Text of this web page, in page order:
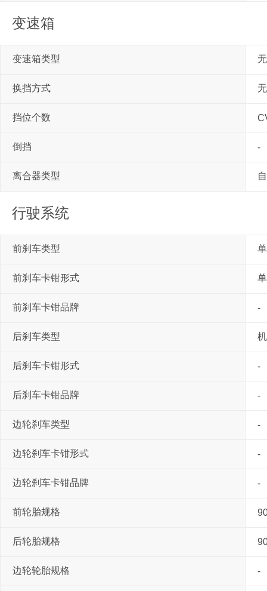
变速箱
变速箱类型
换挡方式
挡位个数
倒挡 -
离合器类型
行驶系统
前刹车类型
前刹车卡钳形式
前刹车卡钳品牌 -
后刹车类型
后刹车卡钳形式 -
后刹车卡钳品牌 -
边轮刹车类型 -
边轮刹车卡钳形式 -
边轮刹车卡钳品牌 -
前轮胎规格
后轮胎规格
边轮轮胎规格 -